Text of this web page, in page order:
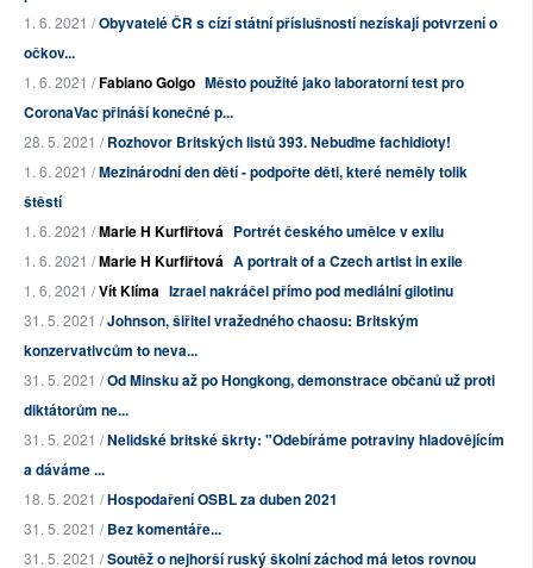
1. 6. 2021 /Obyvatelé ČR s cízí státní příslušností nezískají potvrzení o
očkov...
1. 6. 2021 /Fabiano Golgo Město použité jako laboratorní test pro
CoronaVac přináší konečné p...
28. 5. 2021 /Rozhovor Britských listů 393. Nebuďme fachidioty!
1. 6. 2021 /Mezinárodní den dětí - podpořte děti, které neměly tolik
štěstí
1. 6. 2021 /Marie H Kurfiřtová Portrét českého umělce v exilu
1. 6. 2021 /Marie H Kurfiřtová A portrait of a Czech artist in exile
1. 6. 2021 /Vít Klíma Izrael nakráčel přímo pod mediální gilotinu
31. 5. 2021 /Johnson, šiřitel vražedného chaosu: Britským
konzervativcům to neva...
31. 5. 2021 /Od Minsku až po Hongkong, demonstrace občanů už proti
diktátorům ne...
31. 5. 2021 /Nelidské britské škrty: "Odebíráme potraviny hladovějícím
a dáváme ...
18. 5. 2021 /Hospodaření OSBL za duben 2021
31. 5. 2021 /Bez komentáře...
31. 5. 2021 /Soutěž o nejhorší ruský školní záchod má letos rovnou